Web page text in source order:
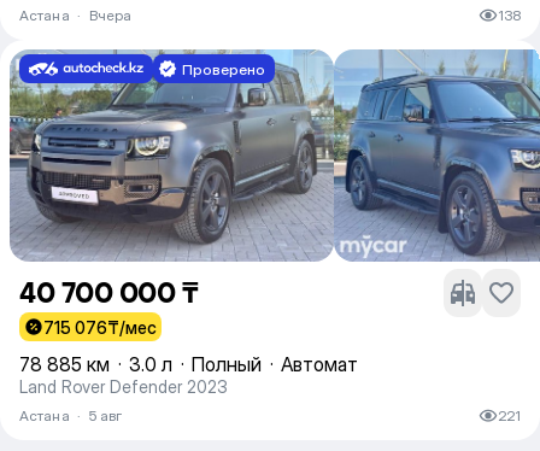
Астана · Вчера 138
Проверено
40 700 000 ₸
715 076₸/мес
78 885 км · 3.0 л · Полный · Автомат
Land Rover Defender 2023
Астана · 5 авг 221